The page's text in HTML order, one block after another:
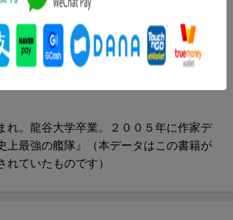
空母艦隊戦。史上最強を誇る帝国航空艦
隊に打ち勝つことができるのか！？
れ。龍谷大学卒業。２００５年に作家デ
上最強の艦隊』（本データはこの書籍が
ていたものです）